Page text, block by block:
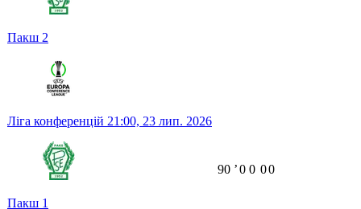
Пакш 2
Ліга конференцій 21:00, 23 лип. 2026
Пакш 1
90 ʼ0 0 00